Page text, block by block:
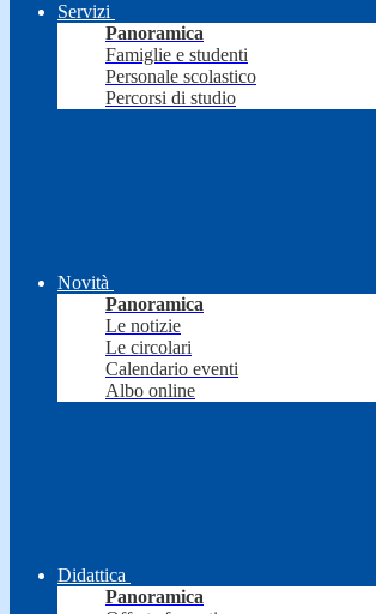
Servizi
Panoramica
Famiglie e studenti
Personale scolastico
Percorsi di studio
Novità
Panoramica
Le notizie
Le circolari
Calendario eventi
Albo online
Didattica
Panoramica